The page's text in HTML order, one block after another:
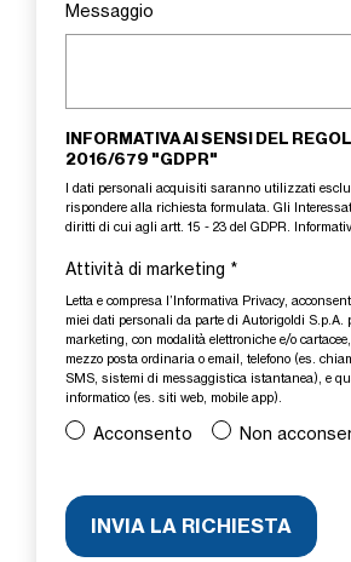
Messaggio
INFORMATIVA AI SENSI DEL
2016/679 "GDPR"
I dati personali acquisiti saranno utilizzati
rispondere alla richiesta formulata. Gli
diritti di cui agli artt. 15 - 23 del GDPR.
Attività di marketing *
Letta e compresa l’Informativa Privacy,
miei dati personali da parte di Autorigoldi S.p.A.
marketing, con modalità elettroniche e/o
mezzo posta ordinaria o email, telefono (es.
SMS, sistemi di messaggistica istantanea), e
informatico (es. siti web, mobile app).
Acconsento Non